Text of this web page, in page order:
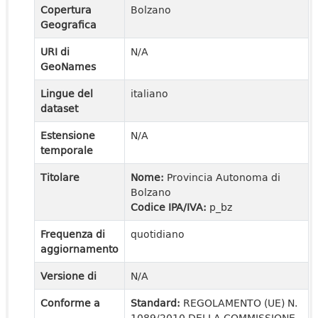
Copertura
Geografica
Bolzano
URI di
GeoNames
N/A
Lingue del
dataset
italiano
Estensione
temporale
N/A
Titolare Nome: Provincia Autonoma di
Bolzano
Codice IPA/IVA: p_bz
Frequenza di
aggiornamento
quotidiano
Versione di
N/A
Conforme a
Standard: REGOLAMENTO (UE) N.